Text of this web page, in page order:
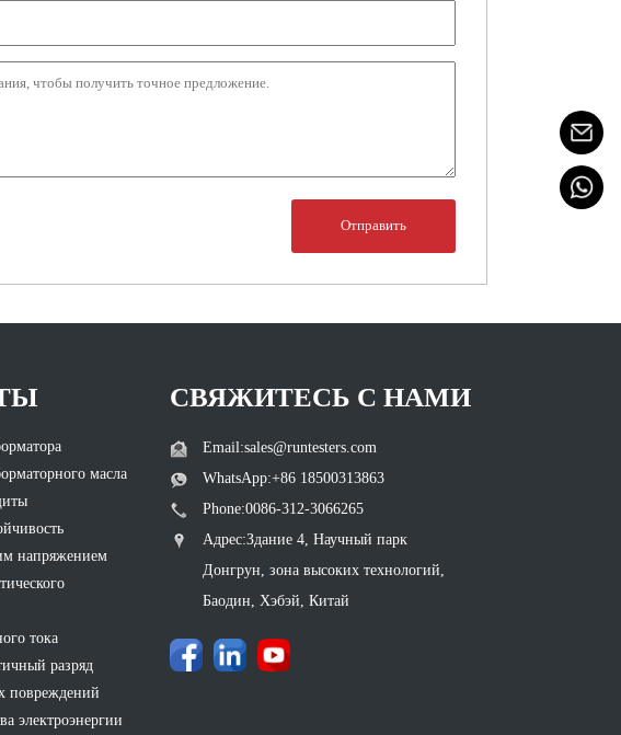
Отправить
масла
напряжением
тока
разряд
повреждений
электроэнергии
СВЯЖИТЕСЬ С НАМИ
Email:sales@runtesters.com
WhatsApp:+86 18500313863
Phone:0086-312-3066265
Адрес:Здание 4, Научный парк
Донгрун, зона высоких технологий,
Баодин, Хэбэй, Китай